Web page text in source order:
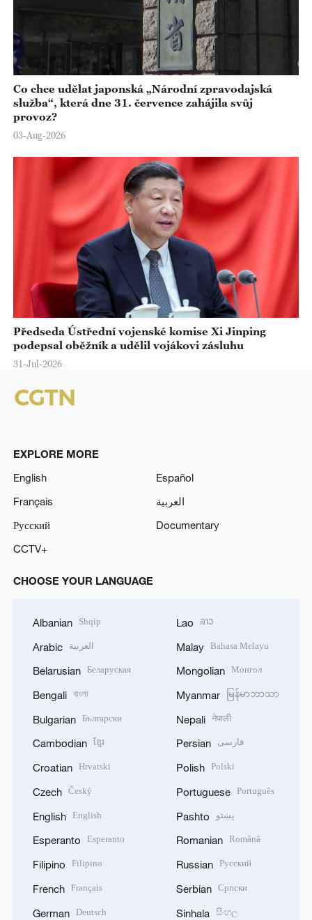
Co chce udělat japonská „Národní zpravodajská
služba“, která dne 31. července zahájila svůj
provoz?
03-Aug-2026
Předseda Ústřední vojenské komise Xi Jinping
podepsal oběžník a udělil vojákovi zásluhu
31-Jul-2026
EXPLORE MORE
English
Español
Français
العربية
Русский
Documentary
CCTV+
CHOOSE YOUR LANGUAGE
Albanian Shqip
Arabic العربية
Belarusian Беларуская
Bengali বাংলা
Bulgarian Български
Cambodian ខ្មែរ
Croatian Hrvatski
Czech Český
English English
Esperanto Esperanto
Filipino Filipino
French Français
German Deutsch
Lao ລາວ
Malay Bahasa Melayu
Mongolian Монгол
Myanmar မြန်မာဘာသာ
Nepali नेपाली
Persian فارسی
Polish Polski
Portuguese Português
Pashto پښتو
Romanian Română
Russian Русский
Serbian Српски
Sinhala සිංහල